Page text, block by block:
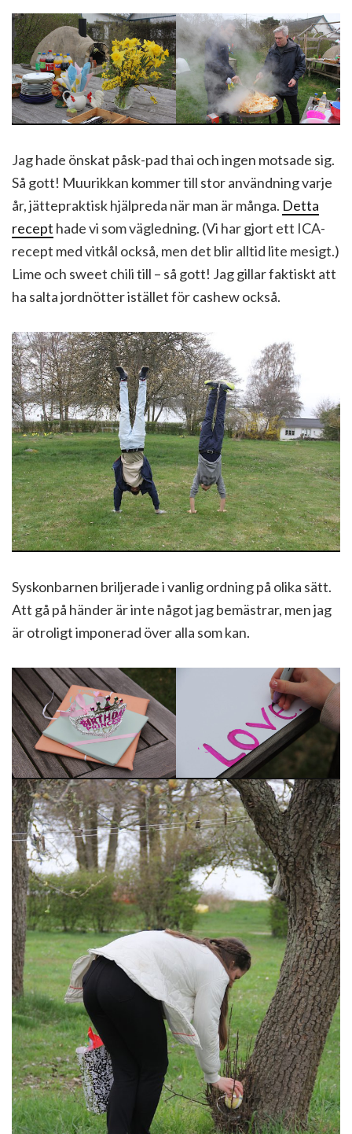
Jag hade önskat påsk-pad thai och ingen motsade sig.
Så gott! Muurikkan kommer till stor användning varje
år, jättepraktisk hjälpreda när man är många. Detta
recept hade vi som vägledning. (Vi har gjort ett ICA-
recept med vitkål också, men det blir alltid lite mesigt.)
Lime och sweet chili till – så gott! Jag gillar faktiskt att
ha salta jordnötter istället för cashew också.
Syskonbarnen briljerade i vanlig ordning på olika sätt.
Att gå på händer är inte något jag bemästrar, men jag
är otroligt imponerad över alla som kan.